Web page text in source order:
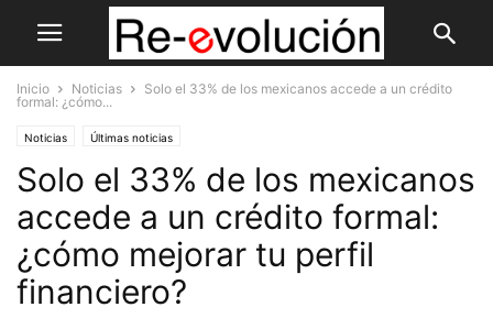
Inicio Noticias
Solo el 33% de los mexicanos accede a un crédito
formal: ¿cómo...
Noticias Últimas noticias
Solo el 33% de los mexicanos
accede a un crédito formal:
¿cómo mejorar tu perfil
financiero?